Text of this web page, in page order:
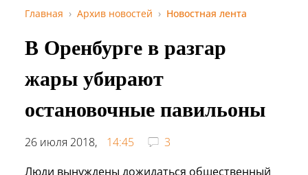
Главная Архив новостей Новостная лента
В Оренбурге в разгар
жары убирают
остановочные павильоны
26 июля 2018, 14:45
3
Люди вынуждены дожидаться общественный